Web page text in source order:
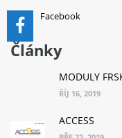
Facebook
Články
MODULY
ŘÍJ 16, 2019
ACCESS